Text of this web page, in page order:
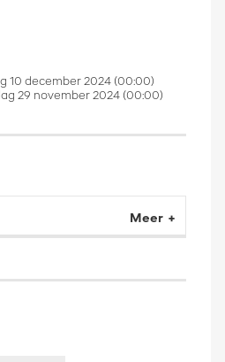
10 december 2024 (00:00)
29 november 2024 (00:00)
Meer